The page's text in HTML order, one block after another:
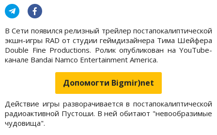
В Сети появился релизный трейлер постапокалиптической
экшн-игры RAD от студии геймдизайнера Тима Шейфера
Double Fine Productions. Ролик опубликован на YouTube-
канале Bandai Namco Entertainment America.
Допомогти Bigmir)net
Действие игры разворачивается в постапокалиптической
радиоактивной Пустоши. В ней обитают "невообразимые
чудовища".